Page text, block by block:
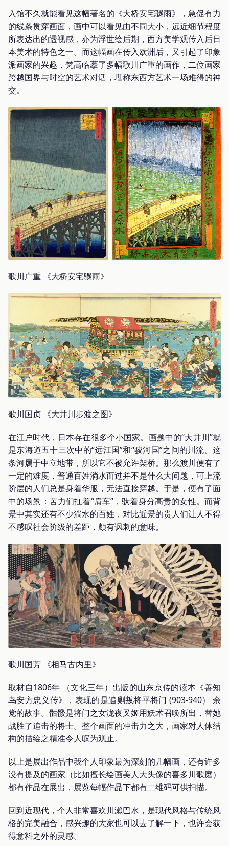
入馆不久就能看见这幅著名的《大桥安宅骤雨》，急促有力
的线条贯穿画面，画中可以看见由不同大小，远近细节程度
所表达出的透视感，亦为浮世绘后期，西方美学观传入后日
本美术的特色之一。而这幅画在传入欧洲后，又引起了印象
派画家的兴趣，梵高临摹了多幅歌川广重的画作，二位画家
跨越国界与时空的艺术对话，堪称东西方艺术一场难得的神
交。
歌川广重 《大桥安宅骤雨》
歌川国贞 《大井川步渡之图》
在江户时代，日本存在很多个小国家。画题中的“大井川”就
是东海道五十三次中的“远江国”和“骏河国”之间的川流。这
条河属于中立地带，所以它不被允许架桥。那么渡川便有了
一定的难度，普通百姓淌水而过并不是什么大问题，可上流
阶层的人们总是身着华服，无法直接穿越。于是，便有了面
中的场景：苦力们扛着“肩车”，驮着身分高贵的女性。而背
景中其实还有不少淌水的百姓，对比近景的贵人们让人不得
不感叹社会阶级的差距，颇有讽刺的意味。
歌川国芳 《相马古内里》
取材自1806年 （文化三年）出版的山东京传的读本《善知
鸟安方忠义传》，表现的是追剿叛将平将门 (903-940） 余
党的故事。骷髅是将门之女泷夜叉姬用妖术召唤所出，替她
战胜了追击的将士。整个画面的冲击力之大，画家对人体结
构的描绘之精准令人叹为观止。
以上是展出作品中我个人印象最为深刻的几幅画，还有许多
没有提及的画家（比如擅长绘画美人大头像的喜多川歌磨）
都有作品在展出，展览每幅作品下都有二维码可供扫描。
回到近现代，个人非常喜欢川濑巴水，是现代风格与传统风
格的完美融合，感兴趣的大家也可以去了解一下，也许会获
得意料之外的灵感。